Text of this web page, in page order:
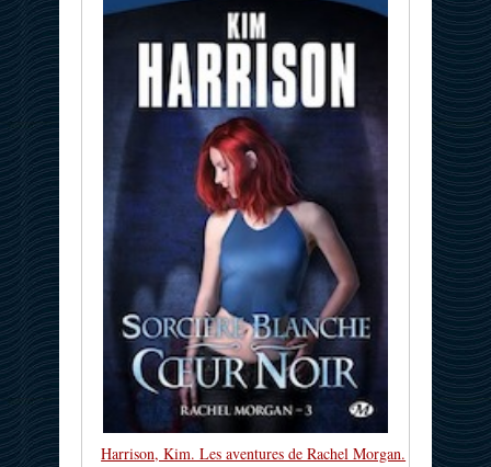
Harrison, Kim. Les aventures de Rachel Morgan.